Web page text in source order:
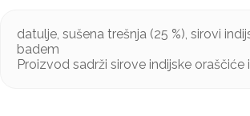
datulje, sušena trešnja (25 %), sirovi
badem
Proizvod sadrži sirove indijske oraščiće